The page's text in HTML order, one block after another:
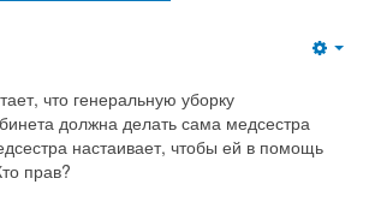
что генеральную уборку
должна делать сама медсестра
настаивает, чтобы ей в помощь
прав?